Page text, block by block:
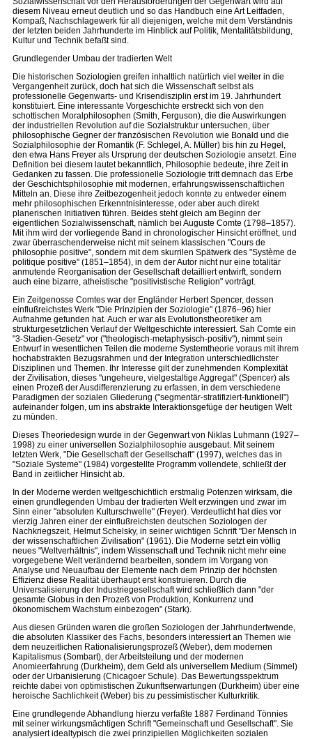
diesem Niveau erneut deutlich und so das Handbuch eine Art Leitfaden,
Kompaß, Nachschlagewerk für all diejenigen, welche mit dem Verständnis
der letzten beiden Jahrhunderte im Hinblick auf Politik, Mentalitätsbildung,
Kultur und Technik befaßt sind.
Grundlegender Umbau der tradierten Welt
Die historischen Soziologien greifen inhaltlich natürlich viel weiter in die
Vergangenheit zurück, doch hat sich die Wissenschaft selbst als
professionelle Gegenwarts- und Krisendisziplin erst im 19. Jahrhundert
konstituiert. Eine interessante Vorgeschichte erstreckt sich von den
schottischen Moralphilosophen (Smith, Ferguson), die die Auswirkungen
der industriellen Revolution auf die Sozialstruktur untersuchen, über
philosophische Gegner der französischen Revolution wie Bonald und die
Sozialphilosophie der Romantik (F. Schlegel, A. Müller) bis hin zu Hegel,
den etwa Hans Freyer als Ursprung der deutschen Soziologie ansetzt. Eine
Definition bei diesem lautet bekanntlich, Philosophie bedeute, ihre Zeit in
Gedanken zu fassen. Die professionelle Soziologie tritt demnach das Erbe
der Geschichtsphilosophie mit modernen, erfahrungswissenschaftlichen
Mitteln an. Diese ihre Zeitbezogenheit jedoch konnte zu entweder einem
mehr philosophischen Erkenntnisinteresse, oder aber auch direkt
planerischen Initiativen führen. Beides steht gleich am Beginn der
eigentlichen Sozialwissenschaft, nämlich bei Auguste Comte (1798–1857).
Mit ihm wird der vorliegende Band in chronologischer Hinsicht eröffnet, und
zwar überraschenderweise nicht mit seinem klassischen "Cours de
philosophie positive", sondern mit dem skurrilen Spätwerk des "Système de
politique positive" (1851–1854), in dem der Autor nicht nur eine totalitär
anmutende Reorganisation der Gesellschaft detailliert entwirft, sondern
auch eine bizarre, atheistische "positivistische Religion" vorträgt.
Ein Zeitgenosse Comtes war der Engländer Herbert Spencer, dessen
einflußreichstes Werk "Die Prinzipien der Soziologie" (1876–96) hier
Aufnahme gefunden hat. Auch er war als Evolutionstheoretiker am
strukturgesetzlichen Verlauf der Weltgeschichte interessiert. Sah Comte ein
"3-Stadien-Gesetz" vor ("theologisch-metaphysisch-positiv"), nimmt sein
Entwurf in wesentlichen Teilen die moderne Systemtheorie voraus mit ihrem
hochabstrakten Bezugsrahmen und der Integration unterschiedlichster
Disziplinen und Themen. Ihr Interesse gilt der zunehmenden Komplexität
der Zivilisation, dieses "ungeheure, vielgestaltige Aggregat" (Spencer) als
einen Prozeß der Ausdifferenzierung zu erfassen, in dem verschiedene
Paradigmen der sozialen Gliederung ("segmentär-stratifiziert-funktionell")
aufeinander folgen, um ins abstrakte Interaktionsgefüge der heutigen Welt
zu münden.
Dieses Theoriedesign wurde in der Gegenwart von Niklas Luhmann (1927–
1998) zu einer universellen Sozialphilosophie ausgebaut. Mit seinem
letzten Werk, "Die Gesellschaft der Gesellschaft" (1997), welches das in
"Soziale Systeme" (1984) vorgestellte Programm vollendete, schließt der
Band in zeitlicher Hinsicht ab.
In der Moderne werden weltgeschichtlich erstmalig Potenzen wirksam, die
einen grundlegenden Umbau der tradierten Welt erzwingen und zwar im
Sinn einer "absoluten Kulturschwelle" (Freyer). Verdeutlicht hat dies vor
vierzig Jahren einer der einflußreichsten deutschen Soziologen der
Nachkriegszeit, Helmut Schelsky, in seiner wichtigen Schrift "Der Mensch in
der wissenschaftlichen Zivilisation" (1961). Die Moderne setzt ein völlig
neues "Weltverhältnis", indem Wissenschaft und Technik nicht mehr eine
vorgegebene Welt verändernd bearbeiten, sondern im Vorgang von
Analyse und Neuaufbau der Elemente nach dem Prinzip der höchsten
Effizienz diese Realität überhaupt erst konstruieren. Durch die
Universalisierung der Industriegesellschaft wird schließlich dann "der
gesamte Globus in den Prozeß von Produktion, Konkurrenz und
ökonomischem Wachstum einbezogen" (Stark).
Aus diesen Gründen waren die großen Soziologen der Jahrhundertwende,
die absoluten Klassiker des Fachs, besonders interessiert an Themen wie
dem neuzeitlichen Rationalisierungsprozeß (Weber), dem modernen
Kapitalismus (Sombart), der Arbeitsteilung und der modernen
Anomieerfahrung (Durkheim), dem Geld als universellem Medium (Simmel)
oder der Urbanisierung (Chicagoer Schule). Das Bewertungsspektrum
reichte dabei von optimistischen Zukunftserwartungen (Durkheim) über eine
heroische Sachlichkeit (Weber) bis zu pessimistischer Kulturkritik.
Eine grundlegende Abhandlung hierzu verfaßte 1887 Ferdinand Tönnies
mit seiner wirkungsmächtigen Schrift "Gemeinschaft und Gesellschaft". Sie
analysiert idealtypisch die zwei prinzipiellen Möglichkeiten sozialen